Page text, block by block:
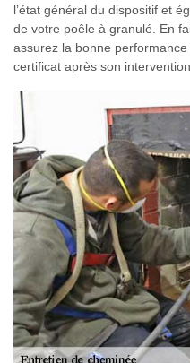
l’état général du dispositif et
de votre poêle à granulé. En
assurez la bonne
certificat après son